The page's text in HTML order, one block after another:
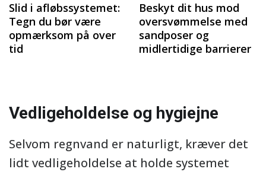
Slid i afløbssystemet:
Tegn du bør være
opmærksom på over
tid
Beskyt dit hus mod
oversvømmelse med
sandposer og
midlertidige barrierer
Vedligeholdelse og hygiejne
Selvom regnvand er naturligt, kræver det
lidt vedligeholdelse at holde systemet